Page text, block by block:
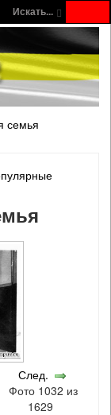
Искать...
семья
След.
Фото 1032 из
1629